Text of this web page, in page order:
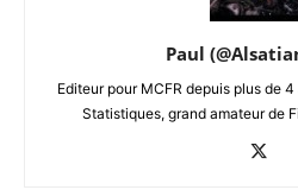
Paul
Editeur pour MCFR depuis plus de
Statistiques, grand amateur de